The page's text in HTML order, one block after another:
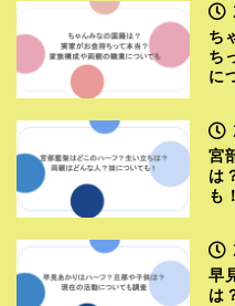
ち
ち
に
宮
は
も！
早
は